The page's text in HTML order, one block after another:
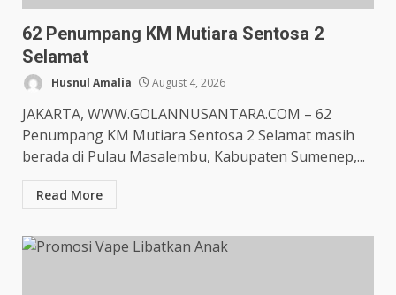
62 Penumpang KM Mutiara Sentosa 2
Selamat
Husnul Amalia August 4, 2026
JAKARTA, WWW.GOLANNUSANTARA.COM – 62
Penumpang KM Mutiara Sentosa 2 Selamat masih
berada di Pulau Masalembu, Kabupaten Sumenep,...
Read More